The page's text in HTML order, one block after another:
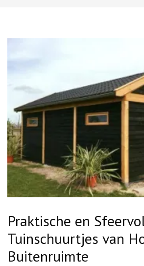
Praktische en
Tuinschuurtjes van
Buitenruimte